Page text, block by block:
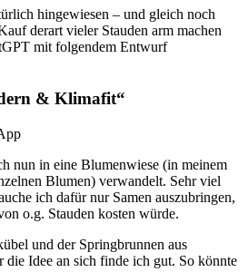
hingewiesen – und gleich noch
derart vieler Stauden arm machen
mit folgendem Entwurf
& Klimafit“
nun in eine Blumenwiese (in meinem
Blumen) verwandelt. Sehr viel
ich dafür nur Samen auszubringen,
o.g. Stauden kosten würde.
und der Springbrunnen aus
die Idee an sich finde ich gut. So könnte